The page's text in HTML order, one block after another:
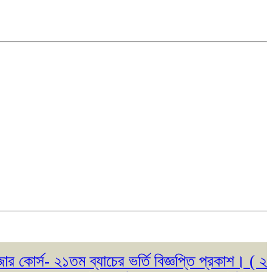
২১তম ব্যাচের ভর্তি বিজ্ঞপ্তি প্রকাশ। ( ২৩/০৫/